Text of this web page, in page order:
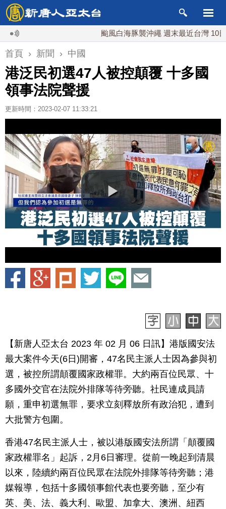
颱風白海豚襲沖繩 週末最近台灣 10日登陸
首頁 › 新聞 › 中國
港泛民初選47人被控顛覆 十多國
領事法院聲援
更新時間：2023-02-07 11:33:21
【新唐人亞太台 2023 年 02 月 06 日訊】港版國安法
最大案件今天(6日)開審，47名民主派人士因為參與初
選，被控所謂顛覆國家政權罪。大約兩百位民眾、十
多國外交官在法院外排隊等待旁聽。社民連成員請
願，重申初選無罪，要求立刻釋放所有政治犯，遭到
大批警方包圍。
香港47名民主派人士，被以港版國安法所謂「顛覆國
家政權罪名」起訴，2月6日審理。從前一晚起到清晨
以來，陸續約兩百位民眾在法院外排隊等待旁聽；港
媒報導，包括十多國領事館代表也要旁聽，至少有
英、美、法、義大利、歐盟、加拿大、澳洲、紐西